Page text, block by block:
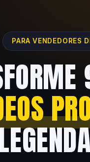
PARA VENDEDORES